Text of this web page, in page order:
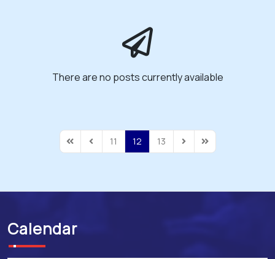
There are no posts currently available
First PagePrevious Page
11 12 13 Next PageLast Page
Calendar